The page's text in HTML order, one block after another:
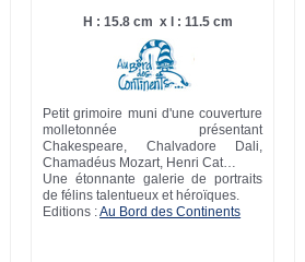
H : 15.8 cm x l : 11.5 cm
Petit grimoire muni d'une couverture
molletonnée présentant
Chakespeare, Chalvadore Dali,
Chamadéus Mozart, Henri Cat…
Une étonnante galerie de portraits
de félins talentueux et héroïques.
Editions :Au Bord des Continents